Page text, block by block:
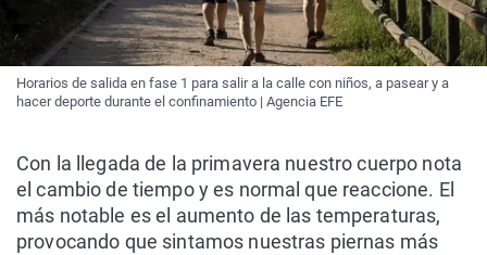
Horarios de salida en fase 1 para salir a la calle con niños, a pasear y a
hacer deporte durante el confinamiento | Agencia EFE
Con la llegada de la primavera nuestro cuerpo nota
el cambio de tiempo y es normal que reaccione. El
más notable es el aumento de las temperaturas,
provocando que sintamos nuestras piernas más